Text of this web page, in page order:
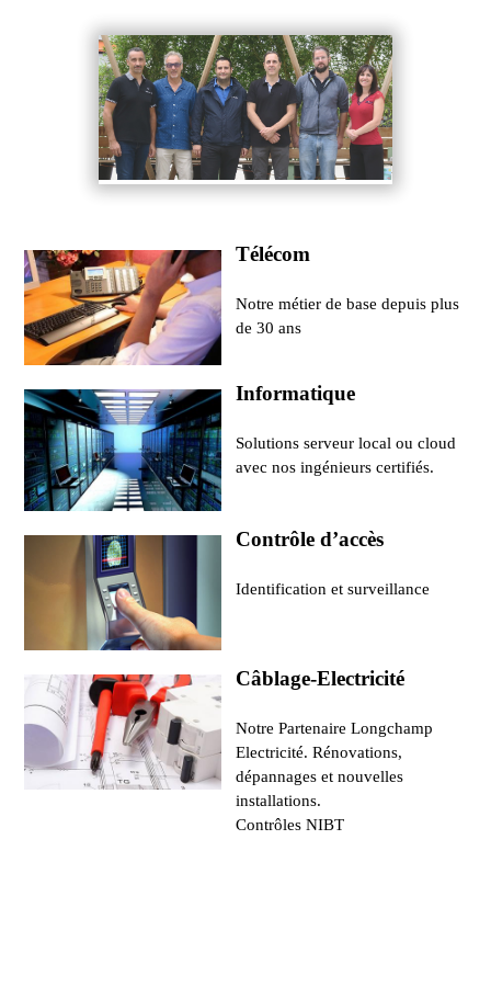
Télécom
Notre métier de base depuis plus
de 30 ans
Informatique
Solutions serveur local ou cloud
avec nos ingénieurs certifiés.
Contrôle d’accès
Identification et surveillance
Câblage-Electricité
Notre Partenaire Longchamp
Electricité. Rénovations,
dépannages et nouvelles
installations.
Contrôles NIBT